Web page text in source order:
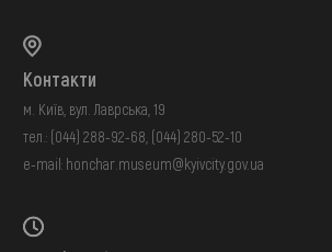
Контакти
м. Київ, вул. Лаврська, 19
тел.: (044) 288-92-68 (044) 280-52-10
e-mail: honchar.museum@kyivcity.gov.ua